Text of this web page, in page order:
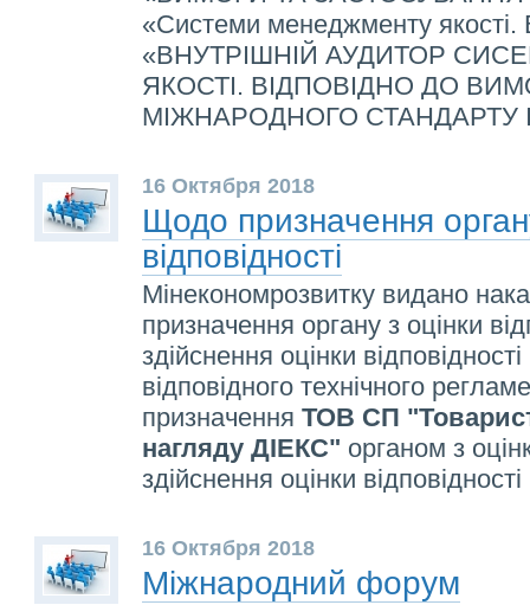
«Системи менеджменту якості.
«ВНУТРІШНІЙ АУДИТОР
ЯКОСТІ. ВІДПОВІДНО ДО
МІЖНАРОДНОГО СТАНДАРТУ
16 Октября 2018
Щодо призначення
відповідності
Мінекономрозвитку видано
призначення органу з оцінки
здійснення оцінки
відповідного технічного
призначенняТОВ СП
нагляду ДІЕКС" органом з
здійснення оцінки
16 Октября 2018
Міжнародний форум